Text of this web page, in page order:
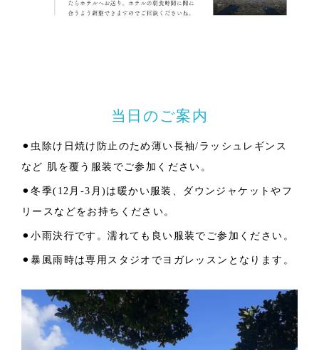
当日のご案内
⚫︎虫除け日焼け防止のため薄い長袖/ラッシュレギンス
など 肌を覆う服装でご参加ください。
⚫︎冬季(12月-3月)は暖かい服装、ダウンジャケットやフ
リースなどをお持ちください。
⚫︎小雨決行です。濡れても良い服装でご参加ください。
⚫︎暴風雨時は専用スタジオでヨガレッスンとなります。